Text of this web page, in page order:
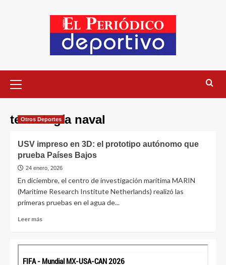
tecnología naval
Otros Deportes
USV impreso en 3D: el prototipo autónomo que
prueba Países Bajos
24 enero, 2026
En diciembre, el centro de investigación marítima MARIN
(Maritime Research Institute Netherlands) realizó las
primeras pruebas en el agua de...
Leer más